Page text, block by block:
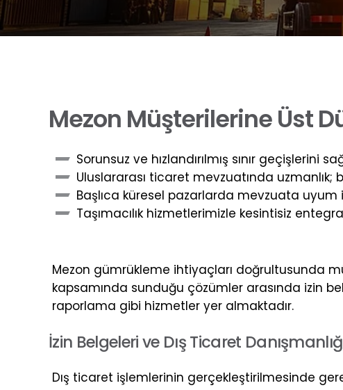
Mezon MüşterilerineÜstD
Sorunsuz ve hızlandırılmış sınır
Uluslararası ticaret mevzuatında
Başlıca küresel pazarlarda mevzuata
Taşımacılık hizmetlerimizle kesintisiz
Mezon gümrükleme ihtiyaçları doğrultusunda
kapsamında sunduğu çözümler arasında izin
raporlama gibi hizmetler yer almaktadır.
İzin Belgelerive DışTicaret Danışmanlığ
Dış ticaret işlemlerinin gerçekleştirilmesinde